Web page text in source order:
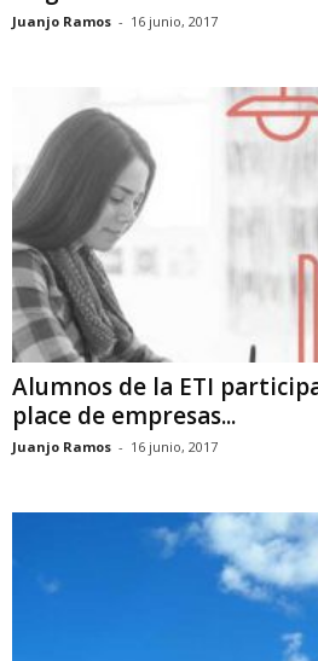
Juanjo Ramos - 16 junio, 2017
Alumnos de la ETI
place de empresas...
Juanjo Ramos - 16 junio, 2017